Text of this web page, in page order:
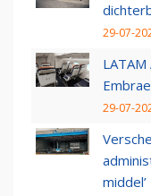
29-07-
29-07-
middel’